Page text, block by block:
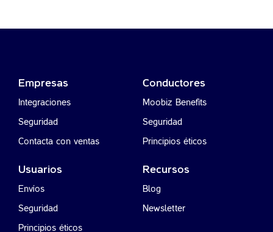
Empresas
Integraciones
Seguridad
Contacta con ventas
Conductores
Moobiz Benefits
Seguridad
Principios éticos
Usuarios
Envíos
Seguridad
Principios éticos
Recursos
Blog
Newsletter